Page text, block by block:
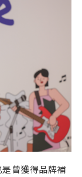
曾獲得品牌補